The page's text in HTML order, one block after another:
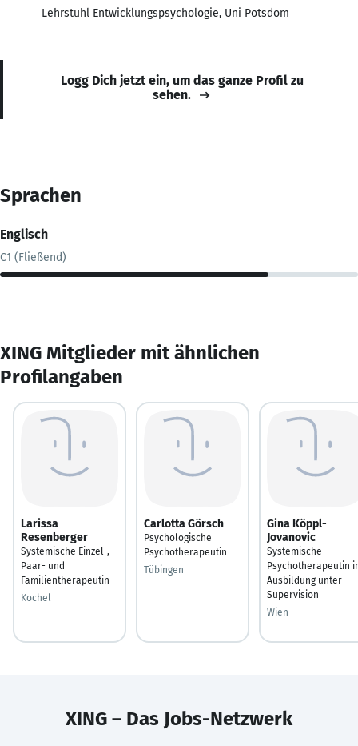
Lehrstuhl Entwicklungspsychologie, Uni Potsdom
Logg Dich jetzt ein, um das ganze Profil zu
sehen.
Sprachen
Englisch
C1 (Fließend)
XING Mitglieder mit ähnlichen
Profilangaben
Larissa
Resenberger
Systemische Einzel-,
Paar- und
Familientherapeutin
Kochel
Carlotta Görsch
Psychologische
Psychotherapeutin
Tübingen
Gina Köppl-
Jovanovic
Systemische
Psychotherapeutin
Ausbildung unter
Supervision
Wien
XING – Das Jobs-Netzwerk